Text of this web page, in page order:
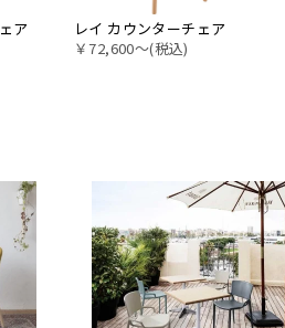
ア
レイ カウンターチェア
￥72,600〜(税込)